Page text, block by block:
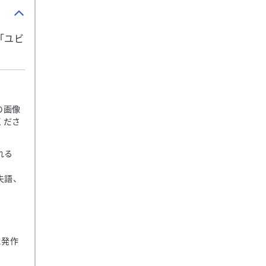
ユビ
画像
ださ
る
、
作